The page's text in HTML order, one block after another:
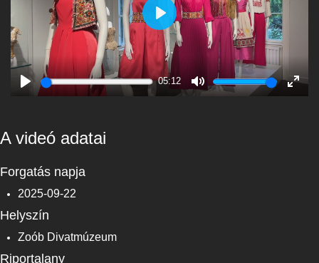
Play
05:12
Mute
Enter
Play
A videó adatai
Forgatás napja
2025-09-22
Helyszín
Zoób Divatmúzeum
Riportalany